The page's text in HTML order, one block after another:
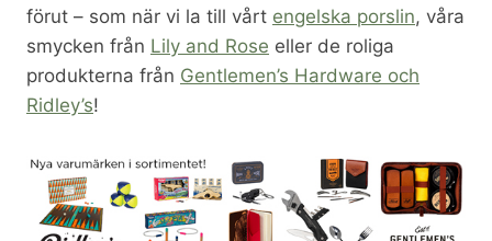
förut – som när vi la till vårt engelska porslin, våra
smycken från Lily and Rose eller de roliga
produkterna från Gentlemen’s Hardware och
Ridley’s!